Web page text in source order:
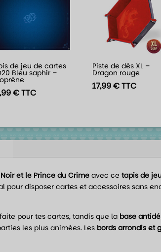
de jeu de cartes
Bleu saphir –
€TTC
Piste de dés XL –
Dragon rouge
17,99€TTC
et le Prince du Crimeavec cetapis de
pour disposer cartes et accessoires sans
pour tes cartes, tandis que la base
les plus animées. Les bords arrondis et